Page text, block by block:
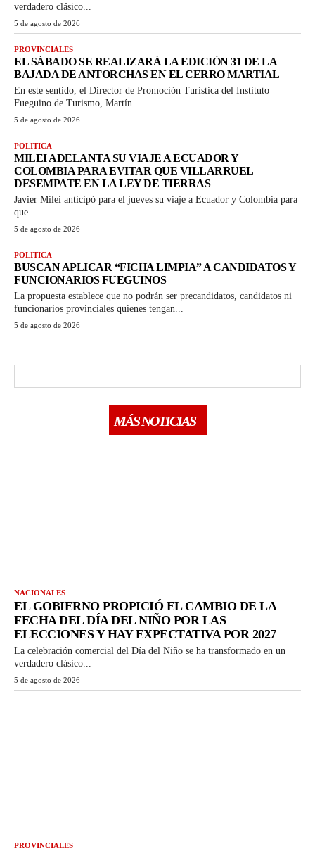
verdadero clásico...
5 de agosto de 2026
PROVINCIALES
EL SÁBADO SE REALIZARÁ LA EDICIÓN 31 DE LA
BAJADA DE ANTORCHAS EN EL CERRO MARTIAL
En este sentido, el Director de Promoción Turística del Instituto
Fueguino de Turismo, Martín...
5 de agosto de 2026
POLITICA
MILEI ADELANTA SU VIAJE A ECUADOR Y
COLOMBIA PARA EVITAR QUE VILLARRUEL
DESEMPATE EN LA LEY DE TIERRAS
Javier Milei anticipó para el jueves su viaje a Ecuador y Colombia para
que...
5 de agosto de 2026
POLITICA
BUSCAN APLICAR “FICHA LIMPIA” A CANDIDATOS Y
FUNCIONARIOS FUEGUINOS
La propuesta establece que no podrán ser precandidatos, candidatos ni
funcionarios provinciales quienes tengan...
5 de agosto de 2026
MÁS NOTICIAS
NACIONALES
EL GOBIERNO PROPICIÓ EL CAMBIO DE LA
FECHA DEL DÍA DEL NIÑO POR LAS
ELECCIONES Y HAY EXPECTATIVA POR 2027
La celebración comercial del Día del Niño se ha transformado en un
verdadero clásico...
5 de agosto de 2026
PROVINCIALES